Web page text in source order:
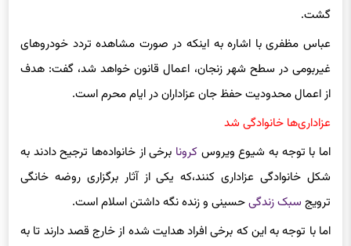
گشت.
عباس مظفری با اشاره به اینکه در صورت مشاهده تردد خودروهای
غیربومی در سطح شهر زنجان، اعمال قانون خواهد شد، گفت: هدف
از اعمال محدودیت حفظ جان عزاداران در ایام محرم است.
عزاداری‌ها خانوادگی شد
اما با توجه به شیوع ویروس کرونا برخی از خانواده‌ها ترجیح دادند به
شکل خانوادگی عزاداری کنند،که یکی از آثار برگزاری روضه خانگی
ترویج سبک زندگیحسینی و زنده نگه داشتن اسلام است.
اما با توجه به این که برخی افراد هدایت شده از خارج قصد دارند تا به